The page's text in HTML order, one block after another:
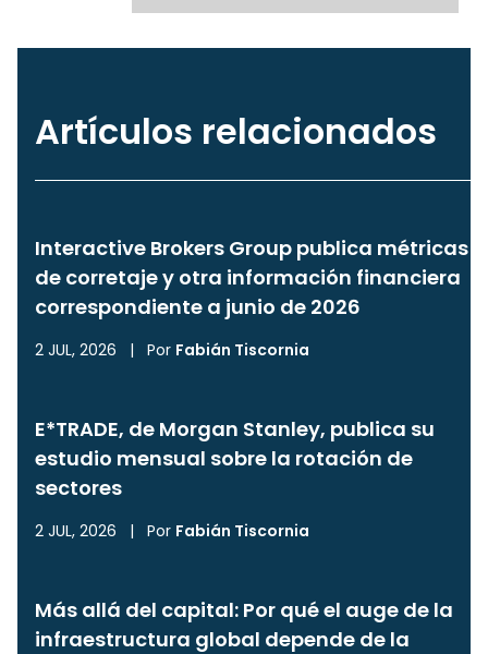
Artículos relacionados
Interactive Brokers Group publica métricas
de corretaje y otra información financiera
correspondiente a junio de 2026
2 JUL, 2026 | Por Fabián Tiscornia
E*TRADE, de Morgan Stanley, publica su
estudio mensual sobre la rotación de
sectores
2 JUL, 2026 | Por Fabián Tiscornia
Más allá del capital: Por qué el auge de la
infraestructura global depende de la